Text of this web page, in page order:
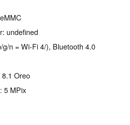
undefined
g/n = Wi-Fi 4/), Bluetooth 4.0
Oreo
5 MPix